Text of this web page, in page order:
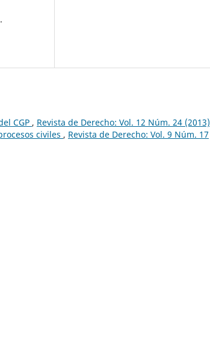
CGP , Revista de Derecho: Vol. 12 Núm. 24 (2013)
civiles , Revista de Derecho: Vol. 9 Núm. 17